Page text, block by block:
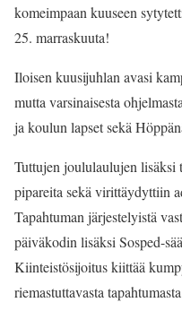
komeimpaan kuuseen
25. marraskuuta!
Iloisen kuusijuhlan avasi
mutta varsinaisesta
ja koulun lapset sekä
Tuttujen joululaulujen lisäksi
pipareita sekä virittäydyttiin
Tapahtuman järjestelyistä
päiväkodin lisäksi Sosped-
Kiinteistösijoitus kiittää
riemastuttavasta